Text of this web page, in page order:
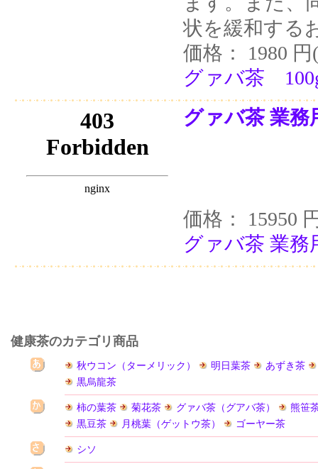
状を緩和する
価格： 1980
グァバ茶
グァバ茶 業務
価格： 15950
グァバ茶 業務
健康茶のカテゴリ商品
秋ウコン（ターメリック） 明日葉茶
あずき茶
黒烏龍茶
柿の葉茶 菊花茶 グァバ茶（グアバ茶）
熊笹
黒豆茶
月桃葉（ゲットウ茶） ゴーヤー茶
シソ